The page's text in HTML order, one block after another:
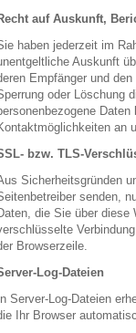
auf Auskunft,
haben jederzeit im
Auskunft
Empfänger und
oder Löschung
an
bzw. TLS-
Sicherheitsgründen
senden,
die Sie über
Browserzeile.
Log-Dateien
In Server-Log-Dateien
Ihr Browser